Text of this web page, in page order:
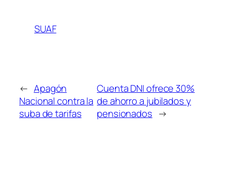
SUAF
← Apagón
Nacional contra la
suba de tarifas
Cuenta DNI ofrece 30%
de ahorro a jubilados y
pensionados →